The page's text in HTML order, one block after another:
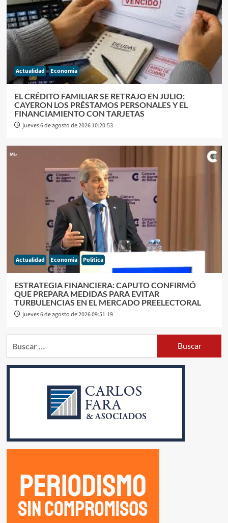
Actualidad Economia
EL CRÉDITO FAMILIAR SE RETRAJO EN JULIO:
CAYERON LOS PRÉSTAMOS PERSONALES Y EL
FINANCIAMIENTO CON TARJETAS
jueves 6 de agosto de 2026 10:20:53
Actualidad Economia Politica
ESTRATEGIA FINANCIERA: CAPUTO CONFIRMÓ
QUE PREPARA MEDIDAS PARA EVITAR
TURBULENCIAS EN EL MERCADO PREELECTORAL
jueves 6 de agosto de 2026 09:51:19